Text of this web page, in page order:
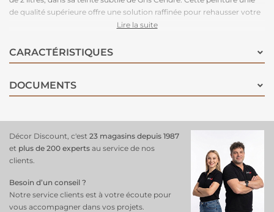
de qualité supérieure offre une solution raffinée pour rehausser votre
décoration intérieure. Son gris cendré apporte une touche de
calme et élégante. Facile à appliquer et à séchage rapide, elle vous
permet de rénover vos meubles en un rien de temps. Sa formule
résiste dans la durée !
Lire la suite
CARACTÉRISTIQUES
DOCUMENTS
Décor Discount, c'est 23 magasins depuis 1987
et plus de 200 experts au service de nos
clients.
Besoin d’un conseil ?
Notre service clients est à votre écoute pour
vous accompagner dans vos projets.